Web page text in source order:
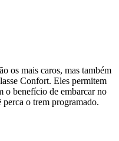
os mais caros, mas também
Confort. Eles permitem
o benefício de embarcar no
o trem programado.